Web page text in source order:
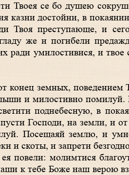
Твоея се бо душею
казни достойни, в
Твоя преступающе, и
же и погибели
ради умилостивися, и твое
конец земных, поведением
и милостивно помилуй.
поднебесную, в
Господи, на земли, и от
Посещаяй землю, и
и скоты, и запрети
повели: молимтися
к тебе Боже наш верою